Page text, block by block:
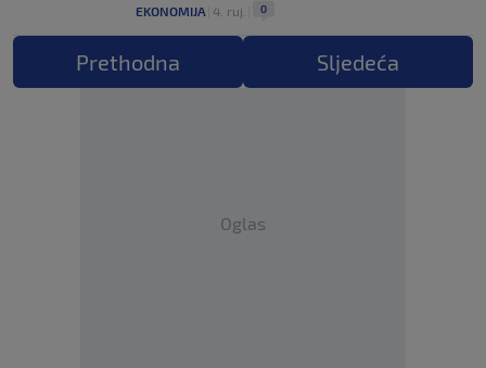
EKONOMIJA 4. ruj. 0
Prethodna Sljedeća
Oglas